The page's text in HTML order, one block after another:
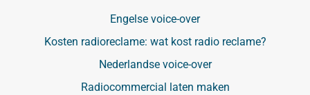
Engelse voice-over
Kosten radioreclame: wat kost radio reclame?
Nederlandse voice-over
Radiocommercial laten maken